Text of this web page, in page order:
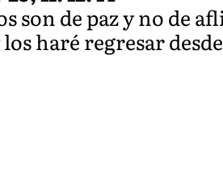
son de paz y no de
haré regresar